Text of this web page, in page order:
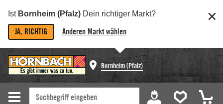
Ist Bornheim (Pfalz) Dein richtiger Markt?
JA, RICHTIG Anderen Markt wählen
Bornheim (Pfalz)